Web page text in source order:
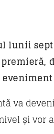
va
și vor